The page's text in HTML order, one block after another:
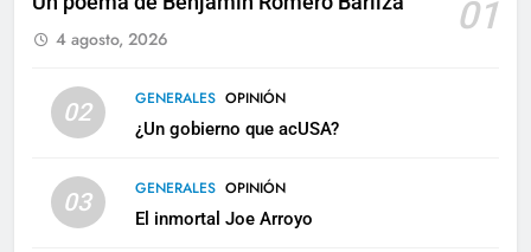
01
4 agosto, 2026
02 GENERALES OPINIÓN
¿Un gobierno que acUSA?
03 GENERALES OPINIÓN
El inmortal Joe Arroyo